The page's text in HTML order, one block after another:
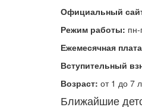
Официальный
Режим работы:
Ежемесячная
Вступительный
Возраст: от 1 до 7
Ближайшие